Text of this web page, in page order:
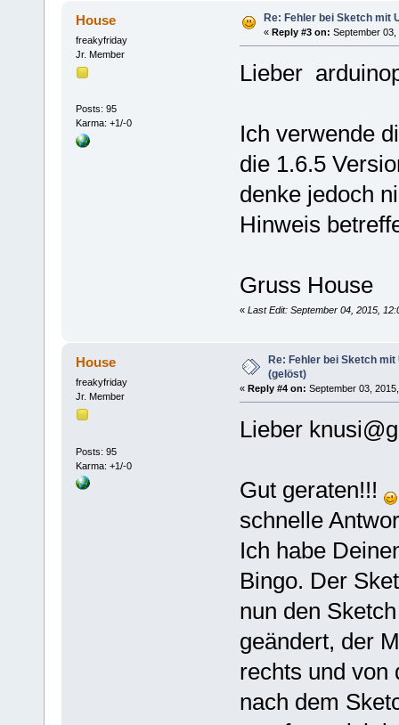
House
freakyfriday
Jr. Member
Posts: 95
Karma: +1/-0
Re: Fehler bei Sketch mit
« Reply #3 on: September 03,
Lieber
Ich verwende
die 1.6.5
denke jedoch
Hinweis
Gruss House
« Last Edit: September 04, 2015,
House
freakyfriday
Jr. Member
Posts: 95
Karma: +1/-0
Re: Fehler bei Sketch
(gelöst)
« Reply #4 on: September 03,
Lieber
Gut geraten!!!
schnelle
Ich habe
Bingo. Der
nun den
geändert, der
rechts und von
nach dem